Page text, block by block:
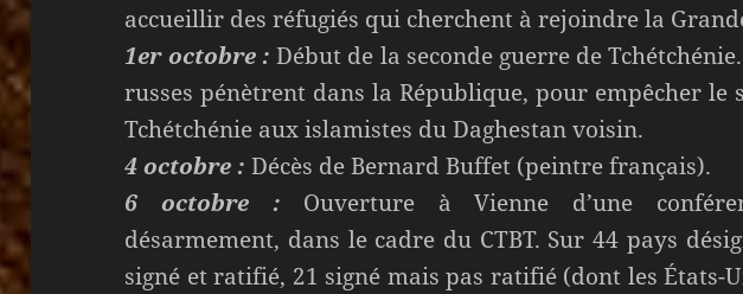
accueillir des réfugiés qui cherchent à rejoindre la
1er octobre : Début de la seconde guerre de
russes pénètrent dans la République, pour empêcher le
Tchétchénie aux islamistes du Daghestan voisin.
4 octobre : Décès de Bernard Buffet (peintre français).
6 octobre : Ouverture à Vienne d’une
désarmement, dans le cadre du CTBT. Sur 44 pays
signé et ratifié, 21 signé mais pas ratifié (dont les États-